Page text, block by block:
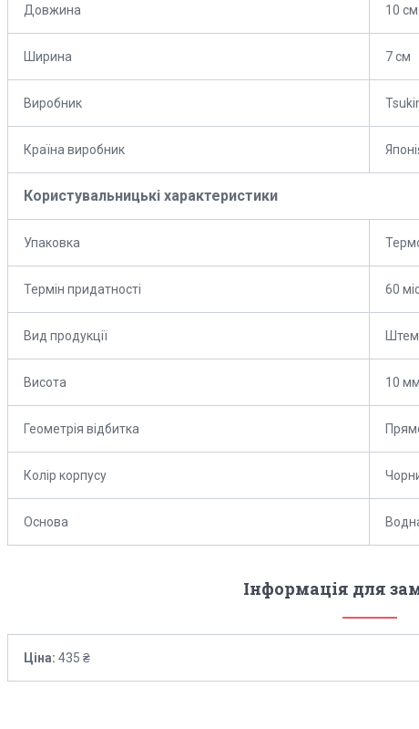
Довжина 10 см
Ширина 7 см
Виробник
Країна виробник
Користувальницькі характеристики
Упаковка
Термін придатності 60
Вид продукції
Висота 10 мм
Геометрія відбитка
Колір корпусу
Основа
Інформація для
Ціна: 435 ₴